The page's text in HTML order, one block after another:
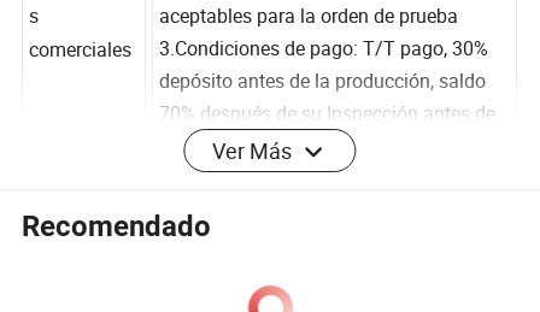
Condicione
s
2.MOQ:10pcs, mientras que menos de
MOQ con artículos mixtos son
aceptables para la orden de prueba
3.Condiciones de pago: T/T pago, 30%
depósito antes de la producción, saldo
70% después de su Inspección antes de
la entrega
Perfil de la empresa
Ver Más
Recomendado